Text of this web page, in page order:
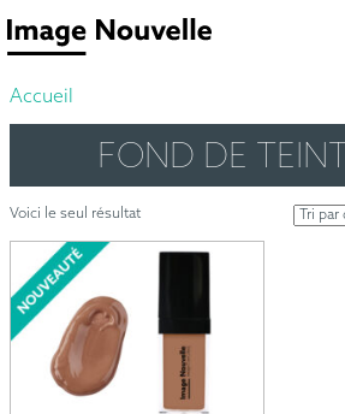
Accueil
FOND DE
Voici le seul résultat